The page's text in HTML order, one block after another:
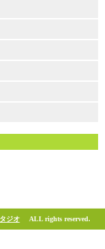
ジオALL rights reserved.